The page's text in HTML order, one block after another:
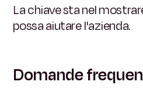
La chiave sta nel
possa aiutare l'azienda.
Domande